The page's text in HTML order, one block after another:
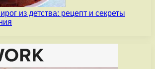
из детства: рецепт и секреты